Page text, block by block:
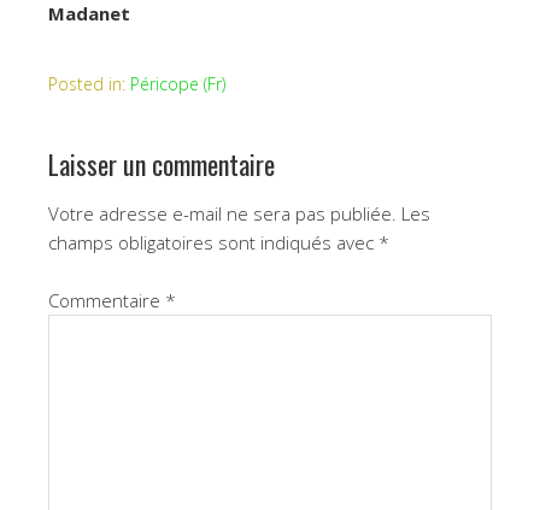
Madanet
Posted in: Péricope (Fr)
Laisser un commentaire
Votre adresse e-mail ne sera pas publiée. Les
champs obligatoires sont indiqués avec *
Commentaire *